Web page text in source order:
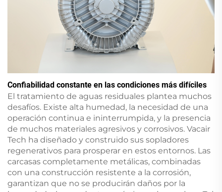
Confiabilidad constante en las condiciones más difíciles
El tratamiento de aguas residuales plantea muchos
desafíos. Existe alta humedad, la necesidad de una
operación continua e ininterrumpida, y la presencia
de muchos materiales agresivos y corrosivos. Vacair
Tech ha diseñado y construido sus sopladores
regenerativos para prosperar en estos entornos. Las
carcasas completamente metálicas, combinadas
con una construcción resistente a la corrosión,
garantizan que no se producirán daños por la